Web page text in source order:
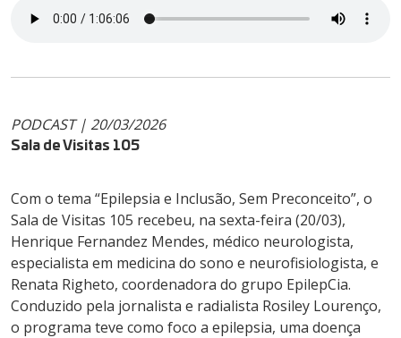
PODCAST | 20/03/2026
Sala de Visitas 105
Com o tema “Epilepsia e Inclusão, Sem Preconceito”, o
Sala de Visitas 105 recebeu, na sexta-feira (20/03),
Henrique Fernandez Mendes, médico neurologista,
especialista em medicina do sono e neurofisiologista, e
Renata Righeto, coordenadora do grupo EpilepCia.
Conduzido pela jornalista e radialista Rosiley Lourenço,
o programa teve como foco a epilepsia, uma doença